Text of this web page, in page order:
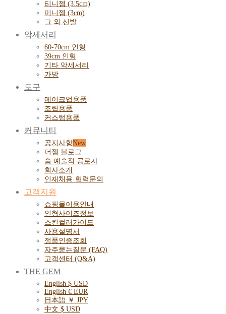
티니젬 (3.5cm)
미니젬 (3cm)
그 외 신발
악세서리
60-70cm 인형
39cm 인형
기타 악세서리
가방
도구
메이크업용품
조립용품
커스텀용품
커뮤니티
공지사항
더젬 블로그
숨 예술적 공로자
회사소개
인재채용·협력문의
고객지원
쇼핑몰이용안내
인형사이즈정보
스킨컬러가이드
사용설명서
정품인증조회
자주묻는질문 (FAQ)
고객센터 (Q&A)
THE GEM
English $ USD
English € EUR
日本語 ￥ JPY
中文 $ USD